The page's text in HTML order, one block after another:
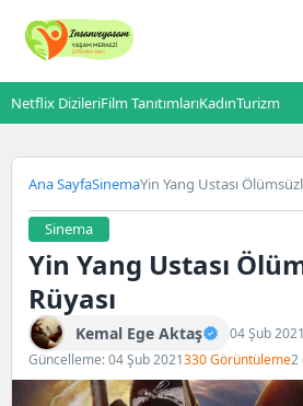
Netflix DizileriFilm TanıtımlarıKadınTurizm
Ana SayfaSinemaYin Yang Ustası
Sinema
Yin Yang Ustası
Rüyası
Kemal Ege Aktaş
04 Şub
Güncelleme: 04 Şub 2021330 Görüntüleme2